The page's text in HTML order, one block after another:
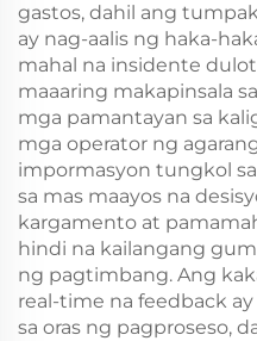
gastos, dahil ang
ay nag-aalis ng haka-
mahal na insidente
maaaring makapinsala
mga pamantayan sa
mga operator ng
impormasyon tungkol
sa mas maayos na
kargamento at
hindi na kailangang
ng pagtimbang. Ang
real-time na feedback
sa oras ng pagproseso,